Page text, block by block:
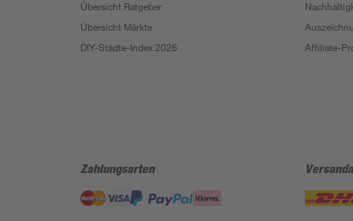
Übersicht Ratgeber
Übersicht Märkte
DIY-Städte-Index 2026
Affiliate-
Zahlungsarten